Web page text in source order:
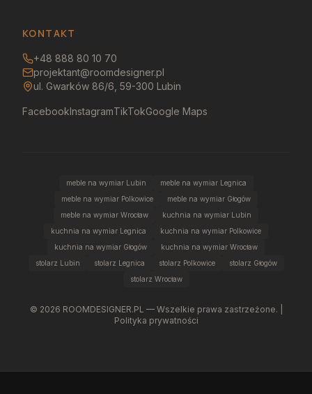
KONTAKT
+48 888 80 10 70
projektant@roomdesigner.pl
ul. Gwarków 86/6, 59-300 Lubin
FacebookInstagramTikTokGoogle Maps
meble na wymiar Lubin
meble na wymiar Legnica
meble na wymiar Polkowice
meble na wymiar Głogów
meble na wymiar Wrocław
kuchnia na wymiar Lubin
kuchnia na wymiar Legnica
kuchnia na wymiar Polkowice
kuchnia na wymiar Głogów
kuchnia na wymiar Wrocław
stolarz Lubin
stolarz Legnica stolarz Polkowice
stolarz Głogów
stolarz Wrocław
© 2026 ROOMDESIGNER.PL — Wszelkie prawa zastrzeżone. |
Polityka prywatności